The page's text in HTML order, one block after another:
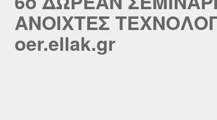
ΑΝΟΙΧΤΕΣ
oer.ellak.gr